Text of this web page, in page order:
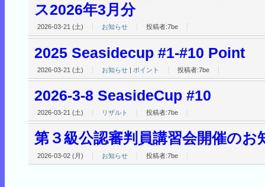
ス2026年3月分
2026-03-21 (土) お知らせ 投稿者:7be
2025 Seasidecup #1-#10 Point
2026-03-21 (土) お知らせ | ポイント 投稿者:7be
2026-3-8 SeasideCup #10
2026-03-21 (土) リザルト 投稿者:7be
第３級公認審判員講習会開催のお
2026-03-02 (月) お知らせ 投稿者:7be